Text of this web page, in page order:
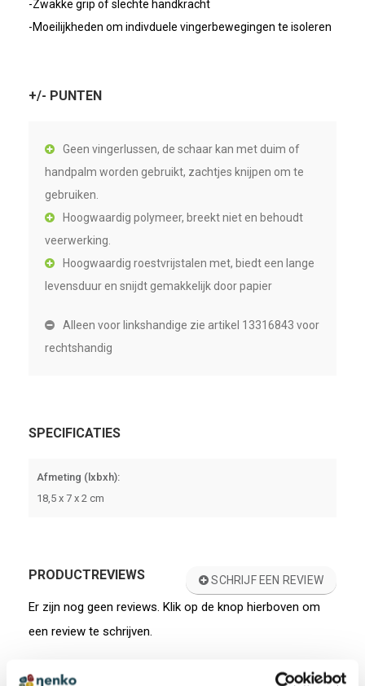
-Zwakke grip of slechte handkracht
-Moeilijkheden om indivduele vingerbewegingen te isoleren
+/- PUNTEN
Geen vingerlussen, de schaar kan met duim of
handpalm worden gebruikt, zachtjes knijpen om te
gebruiken.
Hoogwaardig polymeer, breekt niet en behoudt
veerwerking.
Hoogwaardig roestvrijstalen met, biedt een lange
levensduur en snijdt gemakkelijk door papier
Alleen voor linkshandige zie artikel 13316843 voor
rechtshandig
SPECIFICATIES
Afmeting (lxbxh):
18,5 x 7 x 2 cm
PRODUCTREVIEWS SCHRIJF EEN REVIEW
Er zijn nog geen reviews. Klik op de knop hierboven om
een review te schrijven.